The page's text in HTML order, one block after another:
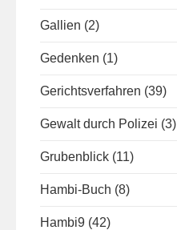
Gallien (2)
Gedenken (1)
Gerichtsverfahren (39)
Gewalt durch Polizei (3)
Grubenblick (11)
Hambi-Buch (8)
Hambi9 (42)